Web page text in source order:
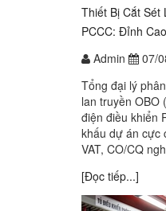
Thiết Bị Cắt Sét
PCCC: Đỉnh
Admin
07/
Tổng đại lý
lan truyền OBO
điện điều khiển
khấu dự án cực
VAT, CO/CQ
[Đọc tiếp...]